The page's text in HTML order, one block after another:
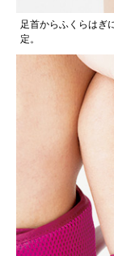
足首からふくらはぎ
定。